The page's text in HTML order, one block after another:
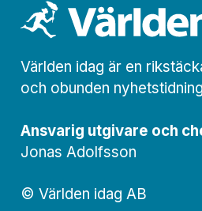
Världen idag är en
och obunden
Ansvarig utgivare och
Jonas Adolfsson
© Världen idag AB